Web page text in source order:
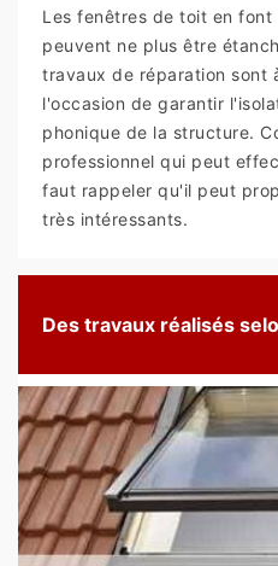
Les fenêtres de toit en
peuvent ne plus être
travaux de réparation sont
l'occasion de garantir
phonique de la structure.
professionnel qui peut
faut rappeler qu'il peut
très intéressants.
Des travaux réalisés